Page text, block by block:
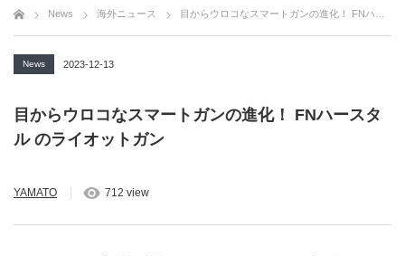
News 海外ニュース 目からウロコなスマートガンの進化！ FNハースタル のライオットガン
News 2023-12-13
目からウロコなスマートガンの進化！ FNハースタ
ル のライオットガン
YAMATO 712 view